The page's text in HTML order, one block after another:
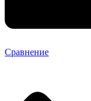
Сравнение